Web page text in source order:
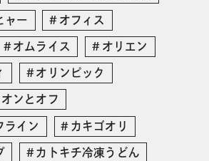
ャー オフィス
オムライス オリエン
オリンピック
オンとオフ
ライン カキゴオリ
カトキチ冷凍うどん